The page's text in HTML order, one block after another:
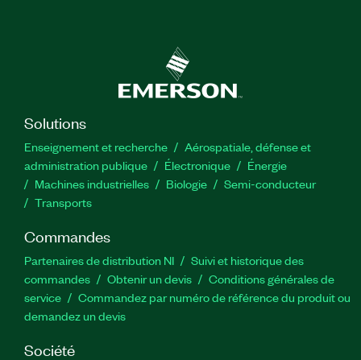
Solutions
Enseignement et recherche
Aérospatiale, défense et
administration publique
Électronique
Énergie​
Machines industrielles
Biologie
Semi-conducteur
Transports
Commandes
Partenaires de distribution NI
Suivi et historique des
commandes
Obtenir un devis
Conditions générales de
service
Commandez par numéro de référence du produit ou
demandez un devis
Société